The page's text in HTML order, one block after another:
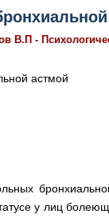
В.П -
астмой
у лиц